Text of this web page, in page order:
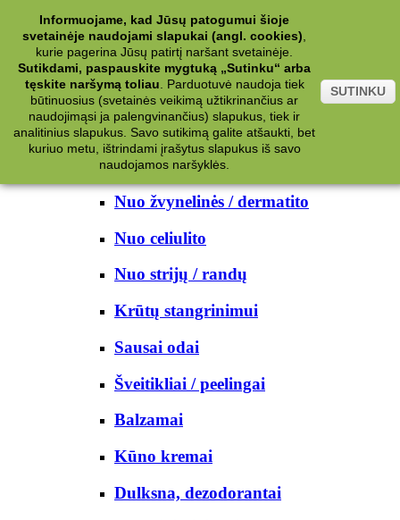
Kategorijos
Kosmetika
Kūno priežiūrai
Nuo prakaito
Kūno prausikliai
Nuo žvynelinės / dermatito
Nuo celiulito
Nuo strijų / randų
Krūtų stangrinimui
Sausai odai
Šveitikliai / peelingai
Balzamai
Kūno kremai
Dulksna, dezodorantai
Informuojame, kad Jūsų patogumui šioje
svetainėje naudojami slapukai (angl. cookies)
kurie pagerina Jūsų patirtį naršant svetainėje.
Sutikdami, paspauskite mygtuką „Sutinku“ arba
tęskite naršymą toliau
Parduotuvė naudoja tiek
būtinuosius (svetainės veikimą užtikrinančius ar
naudojimąsi ja palengvinančius) slapukus, tiek ir
analitinius slapukus. Savo sutikimą galite atšaukti, bet
kuriuo metu, ištrindami įrašytus slapukus iš savo
naudojamos naršyklės.
SUTINKU